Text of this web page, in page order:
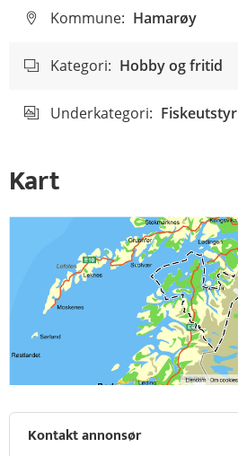
Kommune: Hamarøy
Kategori: Hobby og fritid
Underkategori: Fiskeutstyr
Kart
Kontakt annonsør